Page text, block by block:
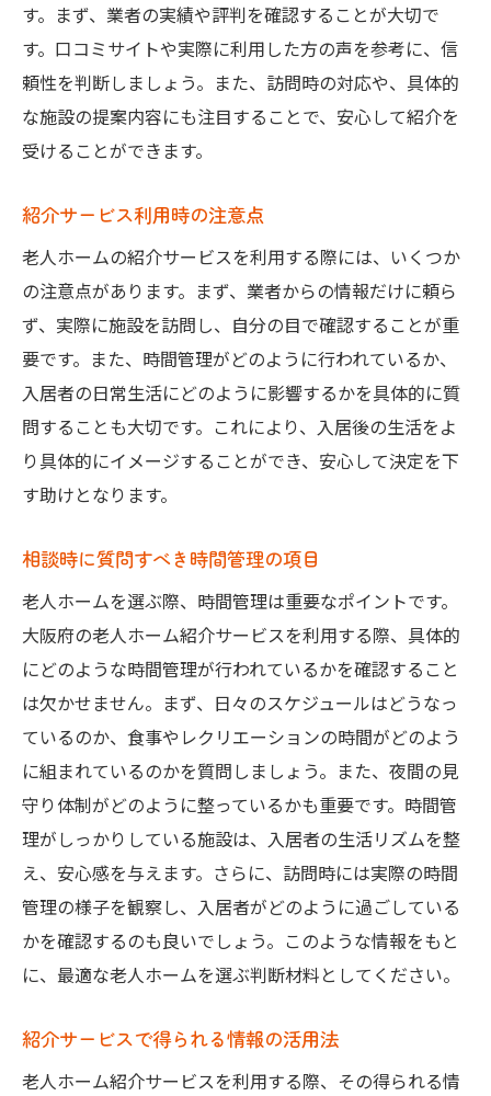
す。まず、業者の実績や評判を確認することが大切で
す。口コミサイトや実際に利用した方の声を参考に、信
頼性を判断しましょう。また、訪問時の対応や、具体的
な施設の提案内容にも注目することで、安心して紹介を
受けることができます。
紹介サービス利用時の注意点
老人ホームの紹介サービスを利用する際には、いくつか
の注意点があります。まず、業者からの情報だけに頼ら
ず、実際に施設を訪問し、自分の目で確認することが重
要です。また、時間管理がどのように行われているか、
入居者の日常生活にどのように影響するかを具体的に質
問することも大切です。これにより、入居後の生活をよ
り具体的にイメージすることができ、安心して決定を下
す助けとなります。
相談時に質問すべき時間管理の項目
老人ホームを選ぶ際、時間管理は重要なポイントです。
大阪府の老人ホーム紹介サービスを利用する際、具体的
にどのような時間管理が行われているかを確認すること
は欠かせません。まず、日々のスケジュールはどうなっ
ているのか、食事やレクリエーションの時間がどのよう
に組まれているのかを質問しましょう。また、夜間の見
守り体制がどのように整っているかも重要です。時間管
理がしっかりしている施設は、入居者の生活リズムを整
え、安心感を与えます。さらに、訪問時には実際の時間
管理の様子を観察し、入居者がどのように過ごしている
かを確認するのも良いでしょう。このような情報をもと
に、最適な老人ホームを選ぶ判断材料としてください。
紹介サービスで得られる情報の活用法
老人ホーム紹介サービスを利用する際、その得られる情